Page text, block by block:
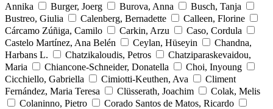
Annika
Burger, Joerg Burova, Anna
Busch, Tanja
Bustreo, Giulia
Calenberg, Bernadette
Calleen, Florine
Cárcamo Zúñiga, Camilo
Carkin, Arzu
Caso, Cordula
Castelo Martínez, Ana Belén
Ceylan, Hüseyin
Chandna,
Harbans L.
Chatzikaloudis, Petros
Chatziparaskevaidou,
Maria
Chiancone-Schneider, Donatella
Choi, Inyoung
Cicchiello, Gabriella
Cimiotti-Keuthen, Ava
Climent
Fernández, Maria Teresa
Clüsserath, Joachim
Colak, Melis
Colaninno, Pietro
Corado Santos de Matos, Ricardo